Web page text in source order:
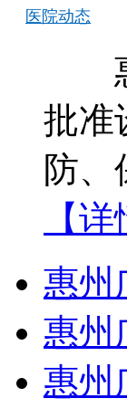
医院动态
惠
批准
防
【详
惠州
惠州
惠州